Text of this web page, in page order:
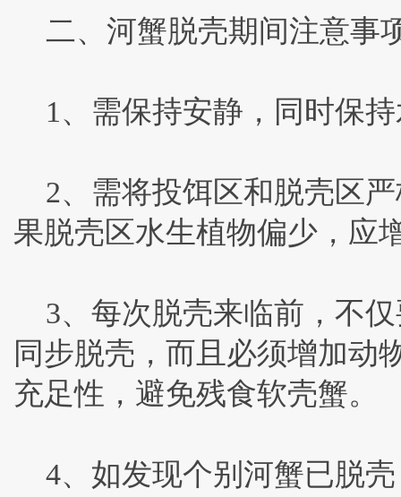
二、河蟹脱壳期间注意事
1、需保持安静，同时保
2、需将投饵区和脱壳区
果脱壳区水生植物偏少，应
3、每次脱壳来临前，不
同步脱壳，而且必须增加动
充足性，避免残食软壳蟹。
4、如发现个别河蟹已脱